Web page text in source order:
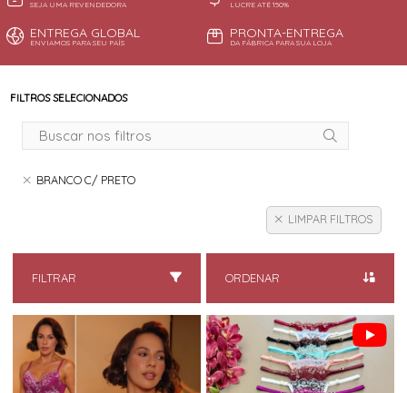
SEJA UMA REVENDEDORA LUCRE ATÉ 150%
ENTREGA GLOBAL
ENVIAMOS PARA SEU PAÍS
PRONTA-ENTREGA
DA FÁBRICA PARA SUA LOJA
FILTROS SELECIONADOS
BRANCO C/ PRETO
LIMPAR FILTROS
FILTRAR ORDENAR